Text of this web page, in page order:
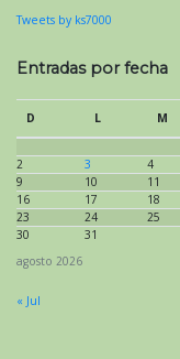
Tweets by ks7000
Entradas por fecha
agosto 2026
D L M
2
3 4
9
10 11
16
17 18
23
24 25
30
31
« Jul